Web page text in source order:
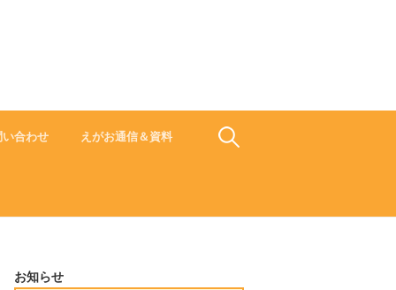
い合わせ えがお通信＆資料 検
お知らせ